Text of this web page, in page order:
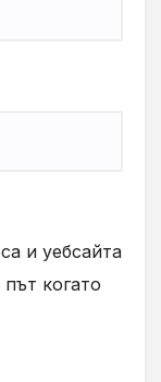
и уебсайта
когато